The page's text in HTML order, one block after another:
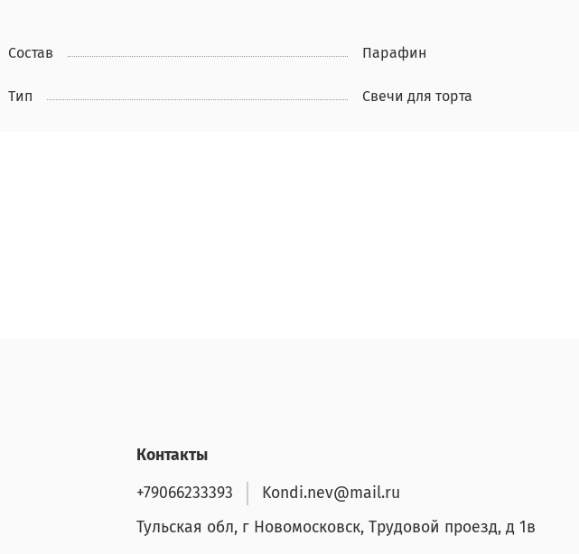
Состав Парафин
Тип Свечи для торта
Контакты
+79066233393
Kondi.nev@mail.ru
Тульская обл, г Новомосковск, Трудовой проезд, д 1в